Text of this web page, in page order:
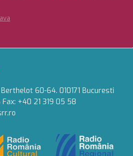
60-64. 010171 Bucuresti
+40 21 319 05 58